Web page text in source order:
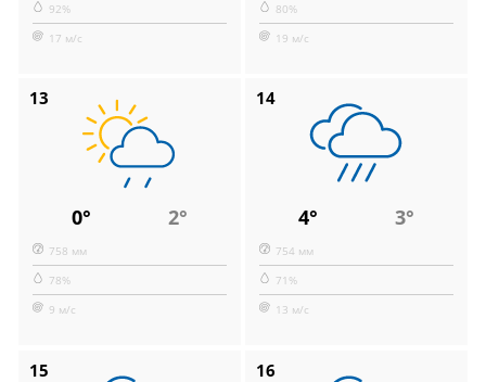
92%
17 м/с
80%
19 м/с
13
0° 2°
758 мм
78%
9 м/с
14
4° 3°
754 мм
71%
13 м/с
15 16